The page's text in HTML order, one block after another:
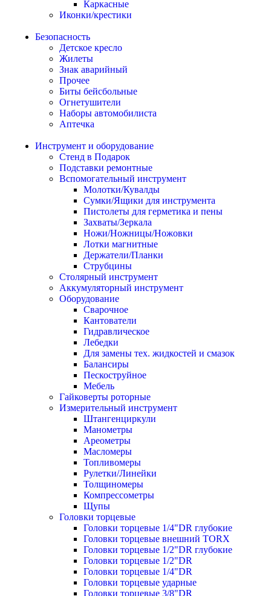
Каркасные
Иконки/крестики
Безопасность
Детское кресло
Жилеты
Знак аварийный
Прочее
Биты бейсбольные
Огнетушители
Наборы автомобилиста
Аптечка
Инструмент и оборудование
Стенд в Подарок
Подставки ремонтные
Вспомогательный инструмент
Молотки/Кувалды
Сумки/Ящики для инструмента
Пистолеты для герметика и пены
Захваты/Зеркала
Ножи/Ножницы/Ножовки
Лотки магнитные
Держатели/Планки
Струбцины
Столярный инструмент
Аккумуляторный инструмент
Оборудование
Сварочное
Кантователи
Гидравлическое
Лебедки
Для замены тех. жидкостей и смазок
Балансиры
Пескоструйное
Мебель
Гайковерты роторные
Измерительный инструмент
Штангенциркули
Манометры
Ареометры
Масломеры
Топливомеры
Рулетки/Линейки
Толщиномеры
Компрессометры
Щупы
Головки торцевые
Головки торцевые 1/4"DR глубокие
Головки торцевые внешний TORX
Головки торцевые 1/2"DR глубокие
Головки торцевые 1/2"DR
Головки торцевые 1/4"DR
Головки торцевые ударные
Головки торцевые 3/8"DR